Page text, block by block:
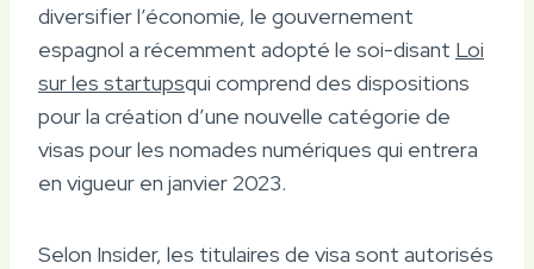
diversifier l’économie, le gouvernement
espagnol a récemment adopté le soi-disant Loi
sur les startupsqui comprend des dispositions
pour la création d’une nouvelle catégorie de
visas pour les nomades numériques qui entrera
en vigueur en janvier 2023.
Selon Insider, les titulaires de visa sont autorisés